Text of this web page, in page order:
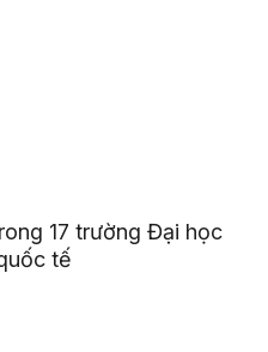
17 trường Đại học
tế